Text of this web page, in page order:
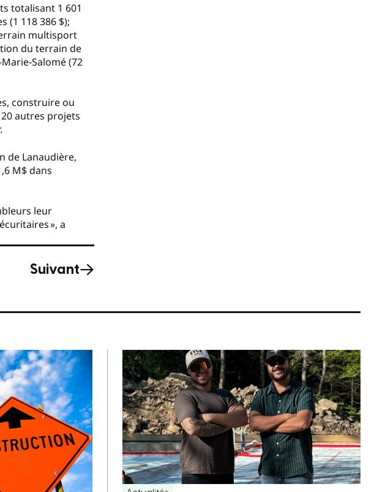
totalisant 1 601
(1 118 386 $);
multisport
du terrain de
Salomé (72
construire ou
autres projets
de Lanaudière,
M$ dans
leur
», a
Suivant